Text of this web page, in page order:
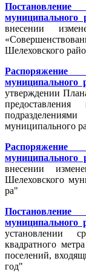
внесении
Шелеховского
муниципального
утверждении
муниципального
внесении
Шелеховского
ра"
муниципального
установлении
квадратного
поселений,
год"